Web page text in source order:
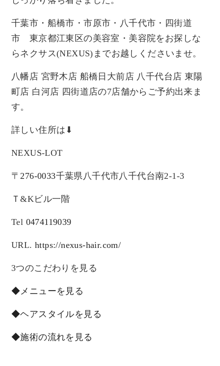
千葉市・船橋市・市原市・八千代市・四街道
市 東京都江東区の美容室・美容院をお探しな
らネクサス(NEXUS)までお越しくださいませ。
八幡店 宮野木店 船橋日大前店 八千代台店 東陽
町店 白河店 四街道店の7店舗からご予約出来ま
す。
詳しい住所は⬇︎
NEXUS-LOT
〒276-0033千葉県八千代市八千代台南2-1-3
Ｔ&Kビル一階
Tel 0474119039
URL. https://nexus-hair.com/
3つのこだわりを見る
◆メニューを見る
◆ヘアスタイルを見る
◆施術の流れを見る